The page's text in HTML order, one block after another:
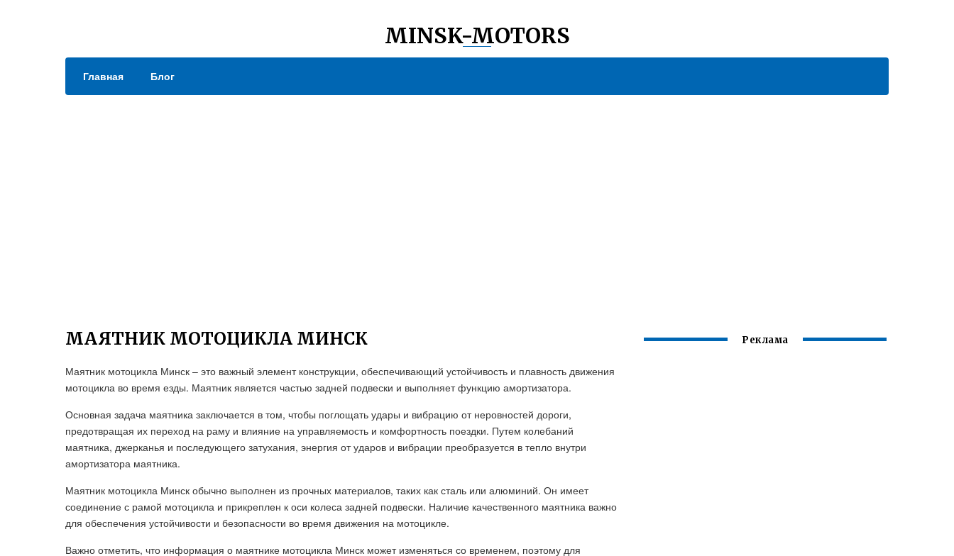
MINSK-MOTORS
Главная Блог
МАЯТНИК МОТОЦИКЛА МИНСК
Маятник мотоцикла Минск – это важный элемент конструкции, обеспечивающий устойчивость и плавность движения
мотоцикла во время езды. Маятник является частью задней подвески и выполняет функцию амортизатора.
Основная задача маятника заключается в том, чтобы поглощать удары и вибрацию от неровностей дороги,
предотвращая их переход на раму и влияние на управляемость и комфортность поездки. Путем колебаний
маятника, джерканья и последующего затухания, энергия от ударов и вибрации преобразуется в тепло внутри
амортизатора маятника.
Маятник мотоцикла Минск обычно выполнен из прочных материалов, таких как сталь или алюминий. Он имеет
соединение с рамой мотоцикла и прикреплен к оси колеса задней подвески. Наличие качественного маятника важно
для обеспечения устойчивости и безопасности во время движения на мотоцикле.
Важно отметить, что информация о маятнике мотоцикла Минск может изменяться со временем, поэтому для
Реклама